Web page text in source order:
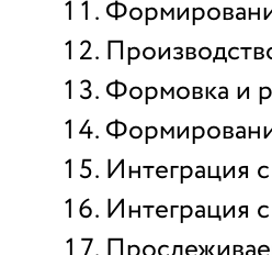
Формовка и
Интеграция
Интеграция